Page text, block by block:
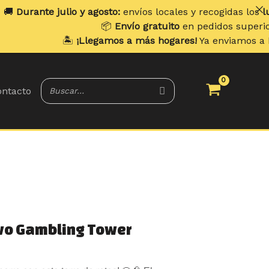
Gambling Tower
y agosto:envíos locales y recogidas loslunes. Envíos a
Envío gratuitoen pedidos superiores a70 €.
¡Llegamos a más hogares!Ya enviamos a Portugal y